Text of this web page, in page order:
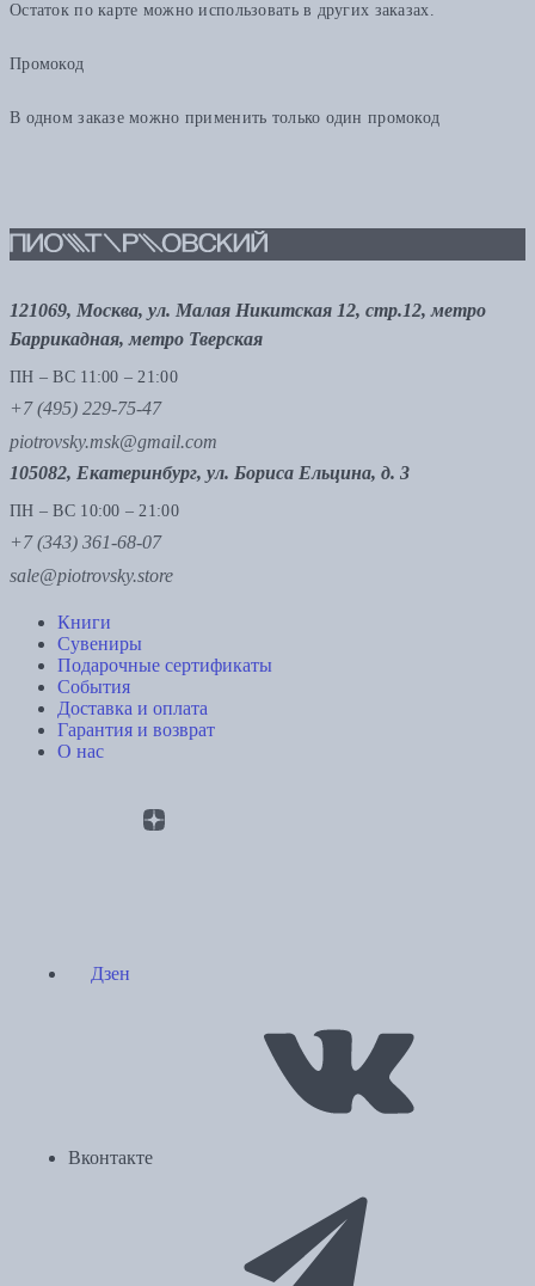
Остаток по карте можно использовать в других заказах.
Промокод
В одном заказе можно применить только один промокод
121069, Москва, ул. Малая Никитская 12, стр.12, метро
Баррикадная, метро Тверская
ПН – ВС 11:00 – 21:00
+7 (495) 229-75-47
piotrovsky.msk@gmail.com
105082, Екатеринбург, ул. Бориса Ельцина, д. 3
ПН – ВС 10:00 – 21:00
+7 (343) 361-68-07
sale@piotrovsky.store
Книги
Сувениры
Подарочные сертификаты
События
Доставка и оплата
Гарантия и возврат
О нас
Дзен
Вконтакте